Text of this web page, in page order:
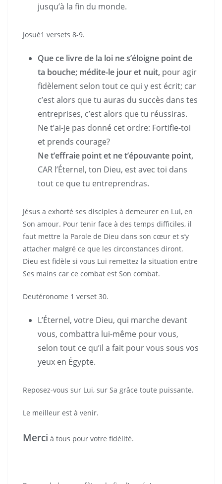
jusqu’à la fin du monde.
Josué1 versets 8-9.
Que ce livre de la loi ne s’éloigne point de
ta bouche; médite-le jour et nuit, pour agir
fidèlement selon tout ce qui y est écrit; car
c’est alors que tu auras du succès dans tes
entreprises, c’est alors que tu réussiras.
Ne t’ai-je pas donné cet ordre: Fortifie-toi
et prends courage?
Ne t’effraie point et ne t’épouvante point,
CAR l’Éternel, ton Dieu, est avec toi dans
tout ce que tu entreprendras.
Jésus a exhorté ses disciples à demeurer en Lui, en
Son amour. Pour tenir face à des temps difficiles, il
faut mettre la Parole de Dieu dans son cœur et s’y
attacher malgré ce que les circonstances diront.
Dieu est fidèle si vous Lui remettez la situation entre
Ses mains car ce combat est Son combat.
Deutéronome 1 verset 30.
L’Éternel, votre Dieu, qui marche devant
vous, combattra lui-même pour vous,
selon tout ce qu’il a fait pour vous sous vos
yeux en Égypte.
Reposez-vous sur Lui, sur Sa grâce toute puissante.
Le meilleur est à venir.
Merci à tous pour votre fidélité.